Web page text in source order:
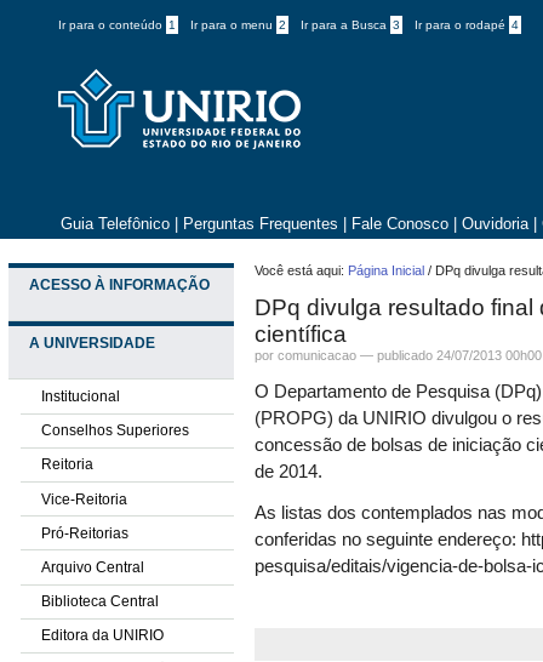
Ir para o conteúdo 1 Ir para o menu 2 Ir para a Busca 3 Ir para o rodapé 4
Guia Telefônico Perguntas Frequentes Fale Conosco Ouvidoria
ACESSO À INFORMAÇÃO
A UNIVERSIDADE
Institucional
Conselhos Superiores
Reitoria
Vice-Reitoria
Pró-Reitorias
Arquivo Central
Biblioteca Central
Editora da UNIRIO
Você está aqui: Página Inicial / DPq divulga
DPq divulga resultado
científica
por comunicacao —publicado 24/07/2013
O Departamento de Pesquisa
(PROPG) da UNIRIO divulgou o
concessão de bolsas de iniciação
de 2014.
As listas dos contemplados nas
conferidas no seguinte endereço:
pesquisa/editais/vigencia-de-bolsa-